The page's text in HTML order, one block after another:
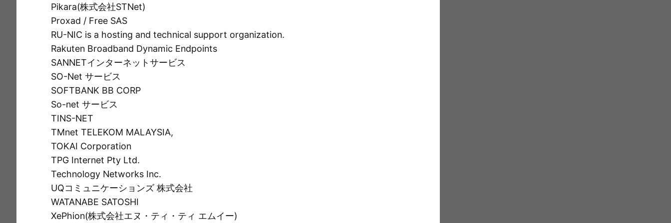
Pikara(株式会社STNet)
Proxad / Free SAS
RU-NIC is a hosting and technical support organization.
Rakuten Broadband Dynamic Endpoints
SANNETインターネットサービス
SO-Net サービス
SOFTBANK BB CORP
So-net サービス
TINS-NET
TMnet TELEKOM MALAYSIA,
TOKAI Corporation
TPG Internet Pty Ltd.
Technology Networks Inc.
UQコミュニケーションズ 株式会社
WATANABE SATOSHI
XePhion(株式会社エヌ・ティ・ティ エムイー)